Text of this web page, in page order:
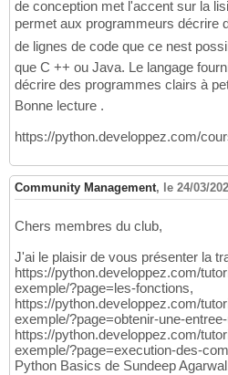
de conception met l'accent sur la
permet aux programmeurs
de lignes de code que ce nest
que C ++ ou Java. Le langage
décrire des programmes clairs à
Bonne lecture .
https://python.developpez.com/
Community Management, le 24/03/
Chers membres du club,
J'ai le plaisir de vous présenter la
https://python.developpez.com/
exemple/?page=les-fonctions,
https://python.developpez.com/
exemple/?page=obtenir-une-
https://python.developpez.com/
exemple/?page=execution-des-
Python Basics de Sundeep